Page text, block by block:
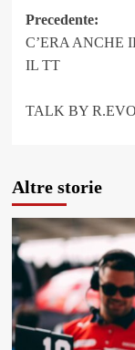
articolo
Precedente:
C’ERA ANCHE
IL TT
TALK BY
Altre storie